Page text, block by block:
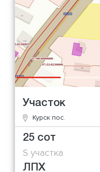
Участок
Курск пос.
25 сот
S участка
ЛПХ